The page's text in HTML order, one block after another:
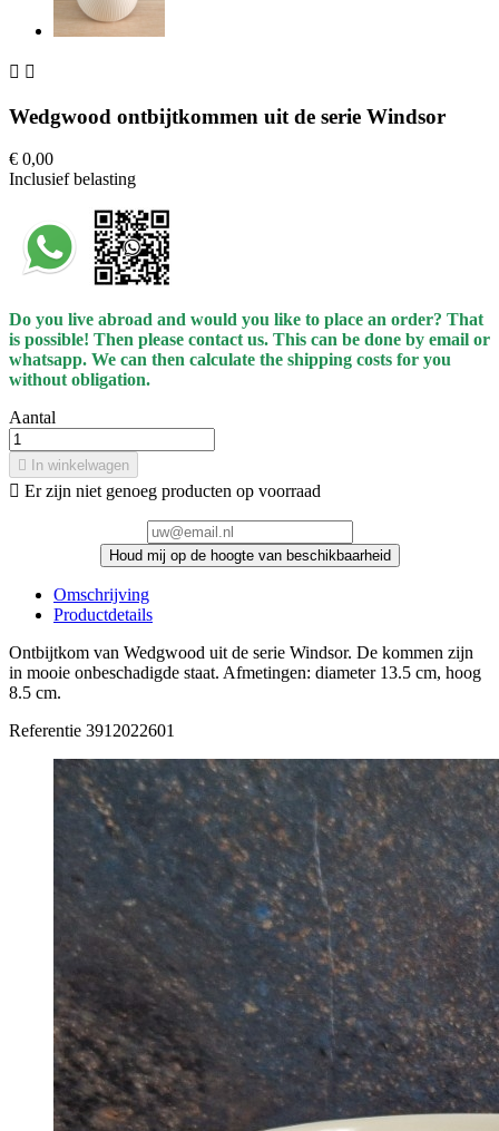
 
Wedgwood ontbijtkommen uit de serie Windsor
€ 0,00
Inclusief belasting
Do you live abroad and would you like to place an order? That
is possible! Then please contact us. This can be done by email or
whatsapp. We can then calculate the shipping costs for you
without obligation.
Aantal
 In winkelwagen
 Er zijn niet genoeg producten op voorraad
Houd mij op de hoogte van beschikbaarheid
Omschrijving
Productdetails
Ontbijtkom van Wedgwood uit de serie Windsor. De kommen zijn
in mooie onbeschadigde staat. Afmetingen: diameter 13.5 cm, hoog
8.5 cm.
Referentie 3912022601